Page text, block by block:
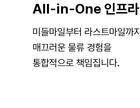
All-in-One 인프라
미들마일부터 라스트마일까지
매끄러운 물류 경험을
통합적으로 책임집니다.